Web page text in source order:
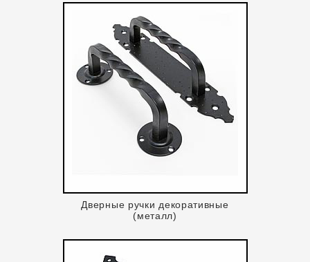
Дверные ручки декоративные
(металл)